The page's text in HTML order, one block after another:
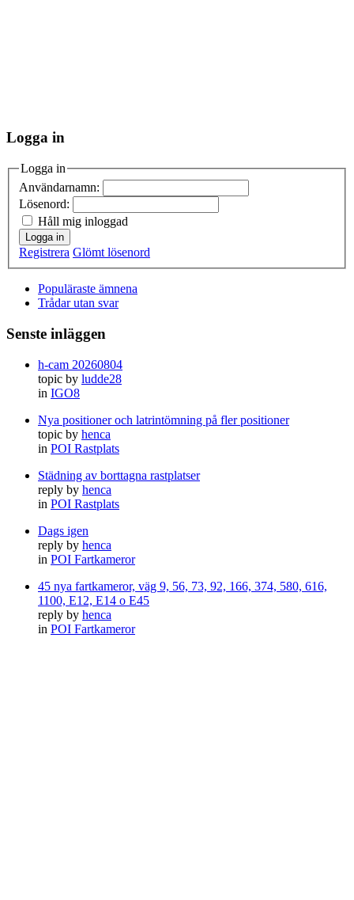
Logga in
Logga in
Användarnamn:
Lösenord:
Håll mig inloggad
Logga in
Registrera Glömt lösenord
Populäraste ämnena
Trådar utan svar
Senste inläggen
h-cam 20260804
topic by ludde28
in IGO8
Nya positioner och latrintömning på fler positioner
topic by henca
in POI Rastplats
Städning av borttagna rastplatser
reply by henca
in POI Rastplats
Dags igen
reply by henca
in POI Fartkameror
45 nya fartkameror, väg 9, 56, 73, 92, 166, 374, 580, 616,
1100, E12, E14 o E45
reply by henca
in POI Fartkameror